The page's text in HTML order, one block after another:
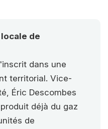
de
dans une
territorial. Vice-
Éric Descombes
déjà du gaz
de